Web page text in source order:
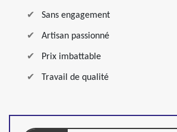
Sans engagement
Artisan passionné
Prix imbattable
Travail de qualité